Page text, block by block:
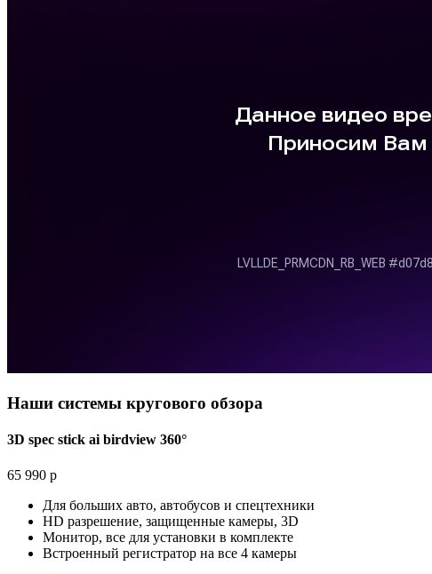
Наши системы кругового обзора
3D spec stick ai birdview 360°
65 990 р
Для больших авто, автобусов и спецтехники
HD разрешение, защищенные камеры, 3D
Монитор, все для установки в комплекте
Встроенный регистратор на все 4 камеры